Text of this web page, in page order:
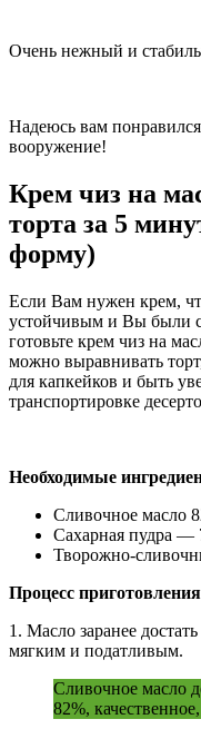
Очень нежный и
Надеюсь вам
вооружение!
Крем чиз на
торта за 5
форму)
Если Вам нужен крем,
устойчивым и Вы были
готовьте крем чиз на
можно выравнивать
для капкейков и быть
транспортировке
Необходимые
Сливочное масло
Сахарная пудра —
Творожно-
Процесс
1. Масло заранее
мягким и податливым.
Сливочное масло
82%,